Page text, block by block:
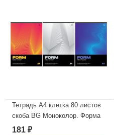
Тетрадь А4 клетка 80 листов
скоба BG Моноколор. Форма
ассорти арт.Т4ск80 63254
181 ₽